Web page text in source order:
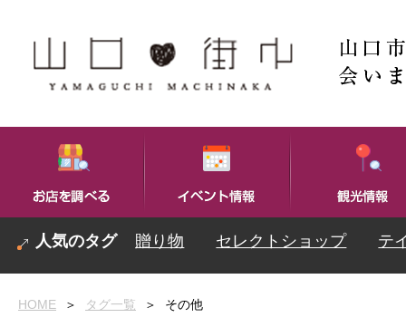
贈り物 セレクトショップ テ
HOME ＞ タグ一覧 ＞ その他